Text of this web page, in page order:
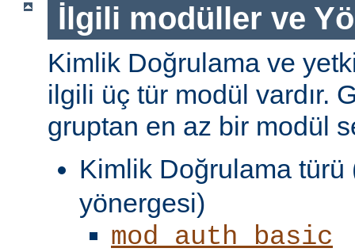
İlgili modüller ve
Kimlik Doğrulama ve
ilgili üç tür modül vardır.
gruptan en az bir modül
Kimlik Doğrulama
yönergesi)
mod_auth_basic